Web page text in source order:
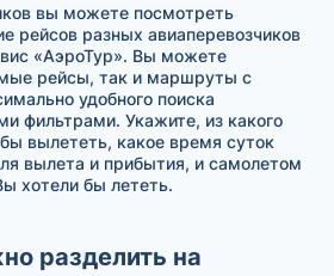
вы можете посмотреть
рейсов разных авиаперевозчиков
«АэроТур». Вы можете
рейсы, так и маршруты с
удобного поиска
фильтрами. Укажите, из какого
вылететь, какое время суток
вылета и прибытия, и самолетом
хотели бы лететь.
разделить на